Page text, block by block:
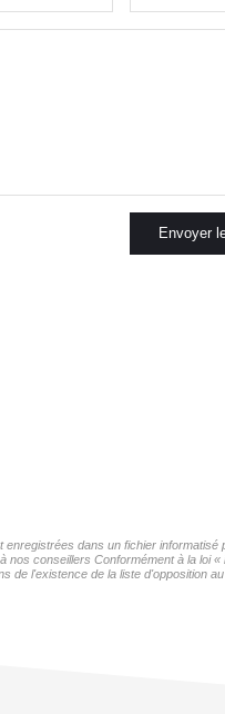
Envoyer
dans un fichier
nos conseillers Conformément à la
de l'existence de la liste d'opposition